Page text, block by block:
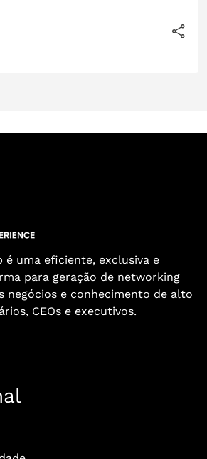
é uma eficiente, exclusiva e
para geração de networking
negócios e conhecimento de alto
CEOs e executivos.